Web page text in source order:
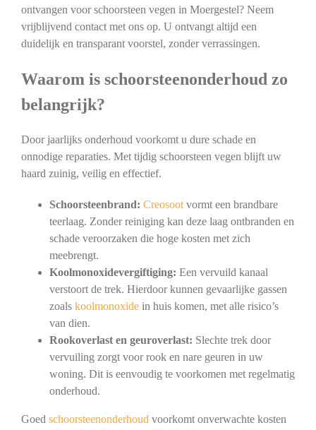
ontvangen voor schoorsteen vegen in Moergestel? Neem
vrijblijvend contact met ons op. U ontvangt altijd een
duidelijk en transparant voorstel, zonder verrassingen.
Waarom is schoorsteenonderhoud zo
belangrijk?
Door jaarlijks onderhoud voorkomt u dure schade en
onnodige reparaties. Met tijdig schoorsteen vegen blijft uw
haard zuinig, veilig en effectief.
Schoorsteenbrand: Creosootvormt een brandbare
teerlaag. Zonder reiniging kan deze laag ontbranden en
schade veroorzaken die hoge kosten met zich
meebrengt.
Koolmonoxidevergiftiging: Een vervuild kanaal
verstoort de trek. Hierdoor kunnen gevaarlijke gassen
zoals koolmonoxidein huis komen, met alle risico’s
van dien.
Rookoverlast en geuroverlast: Slechte trek door
vervuiling zorgt voor rook en nare geuren in uw
woning. Dit is eenvoudig te voorkomen met regelmatig
onderhoud.
Goed schoorsteenonderhoud voorkomt onverwachte kosten